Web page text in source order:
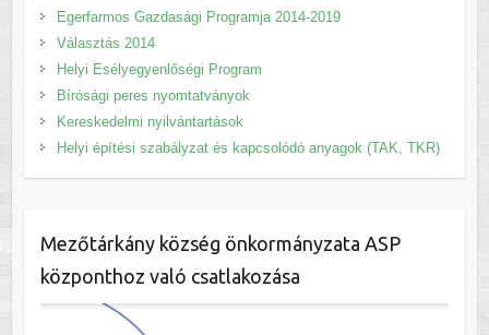
Egerfarmos Gazdasági Programja 2014-2019
Választás 2014
Helyi Esélyegyenlőségi Program
Bírósági peres nyomtatványok
Kereskedelmi nyilvántartások
Helyi építési szabályzat és kapcsolódó anyagok (TAK, TKR)
Mezőtárkány község önkormányzata ASP
központhoz való csatlakozása